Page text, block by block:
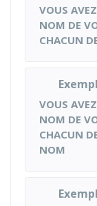
VOUS
NOM DE
CHACUN
VOUS
NOM DE
CHACUN
NOM